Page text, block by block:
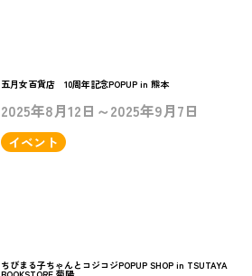
五月女百貨店 10周年記念POPUP in 熊本
2025年8月12日～2025年9月7日
イベント
ちびまる子ちゃんとコジコジPOPUP SHOP in TSUTAYA